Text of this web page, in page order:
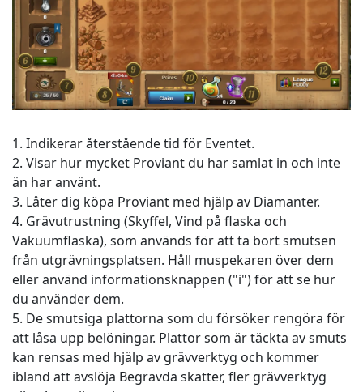
1. Indikerar återstående tid för Eventet.
2. Visar hur mycket Proviant du har samlat in och inte
än har använt.
3. Låter dig köpa Proviant med hjälp av Diamanter.
4. Grävutrustning (Skyffel, Vind på flaska och
Vakuumflaska), som används för att ta bort smutsen
från utgrävningsplatsen. Håll muspekaren över dem
eller använd informationsknappen ("i") för att se hur
du använder dem.
5. De smutsiga plattorna som du försöker rengöra för
att låsa upp belöningar. Plattor som är täckta av smuts
kan rensas med hjälp av grävverktyg och kommer
ibland att avslöja Begravda skatter, fler grävverktyg